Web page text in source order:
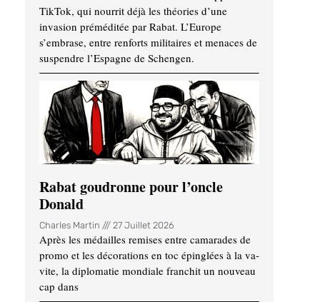
TikTok, qui nourrit déjà les théories d’une
invasion préméditée par Rabat. L’Europe
s’embrase, entre renforts militaires et menaces de
suspendre l’Espagne de Schengen.
Rabat goudronne pour l’oncle
Donald
Charles Martin 27 Juillet 2026
Après les médailles remises entre camarades de
promo et les décorations en toc épinglées à la va-
vite, la diplomatie mondiale franchit un nouveau
cap dans